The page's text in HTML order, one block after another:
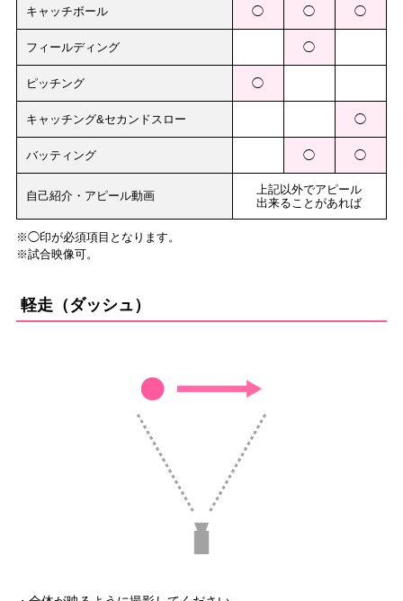
キャッチボール ◯ ◯ ◯
フィールディング ◯
ピッチング ◯
キャッチング&セカンドスロー ◯
バッティング ◯ ◯
自己紹介・アピール動画
上記以外でアピール
出来ることがあれば
※◯印が必須項目となります。
※試合映像可。
軽走（ダッシュ）